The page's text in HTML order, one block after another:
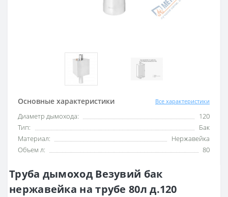
Основные характеристики Все характеристики
Диаметр дымохода:
120
Тип:
Бак
Материал:
Нержавейка
Объем л:
80
Труба дымоход Везувий бак
нержавейка на трубе 80л д.120